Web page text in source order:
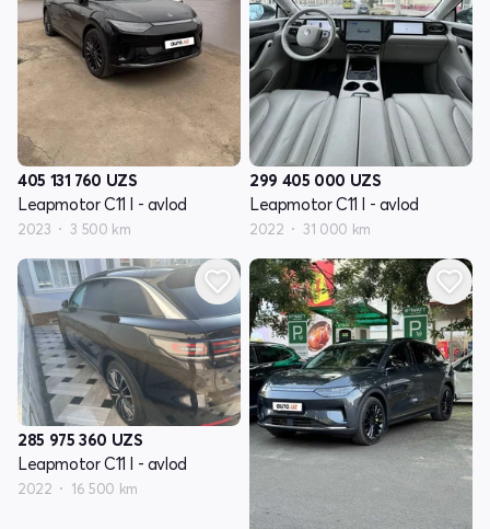
405 131 760 UZS
Leapmotor C11 I - avlod
2023 3 500 km
299 405 000 UZS
Leapmotor C11 I - avlod
2022 31 000 km
285 975 360 UZS
Leapmotor C11 I - avlod
2022 16 500 km